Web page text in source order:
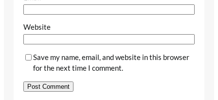
Website
Save my name, email, and website in this browser
for the next time I comment.